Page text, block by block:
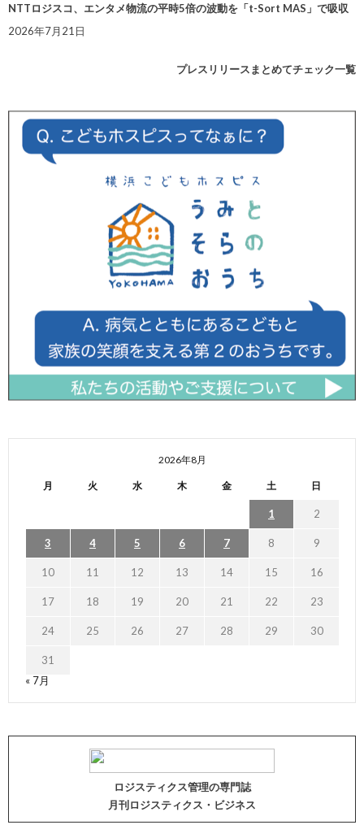
NTTロジスコ、エンタメ物流の平時5倍の波動を「t-Sort MAS」で吸収
2026年7月21日
プレスリリースまとめてチェック一覧
2026年8月
月 火 水 木 金 土 日
1 2
3 4 5 6 7 8 9
10 11 12 13 14 15 16
17 18 19 20 21 22 23
24 25 26 27 28 29 30
31
« 7月
ロジスティクス管理の専門誌
月刊ロジスティクス・ビジネス